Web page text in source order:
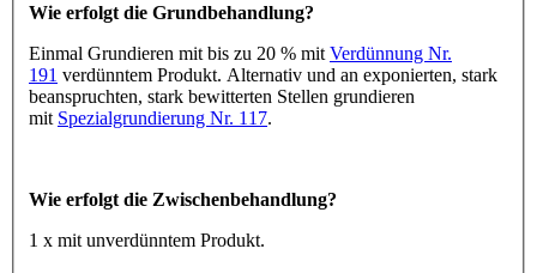
Wie erfolgt die Grundbehandlung?
Einmal Grundieren mit bis zu 20 % mit Verdünnung Nr.
191 verdünntem Produkt. Alternativ und an exponierten, stark
beanspruchten, stark bewitterten Stellen grundieren
mit Spezialgrundierung Nr. 117.
Wie erfolgt die Zwischenbehandlung?
1 x mit unverdünntem Produkt.